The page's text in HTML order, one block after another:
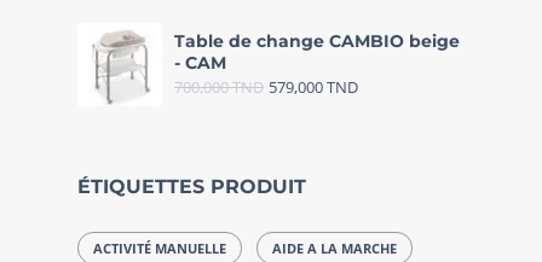
Table de change CAMBIO beige
- CAM
700,000TND 579,000TND
ÉTIQUETTES PRODUIT
ACTIVITÉ MANUELLE AIDE A LA MARCHE